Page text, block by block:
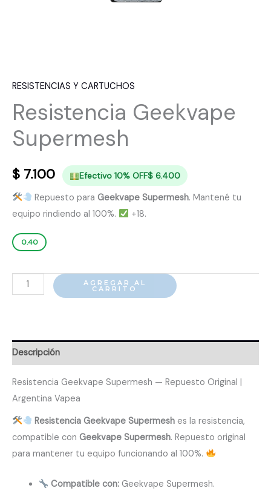
RESISTENCIAS Y CARTUCHOS
Resistencia Geekvape
Supermesh
$ 7.100 Efectivo 10% OFF$6.400
Repuesto para Geekvape Supermesh. Mantené tu
equipo rindiendo al 100%.
+18.
0.40
Resistencia
Geekvape
AGREGAR AL
CARRITO
Descripción
Resistencia Geekvape Supermesh — Repuesto Original |
Argentina Vapea
Resistencia Geekvape Supermesh es la resistencia,
compatible con Geekvape Supermesh. Repuesto original
para mantener tu equipo funcionando al 100%.
Compatible con: Geekvape Supermesh.